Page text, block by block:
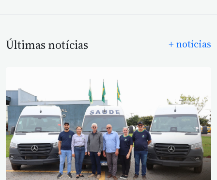
Últimas notícias + notícias